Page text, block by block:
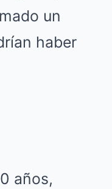
un
haber
años,